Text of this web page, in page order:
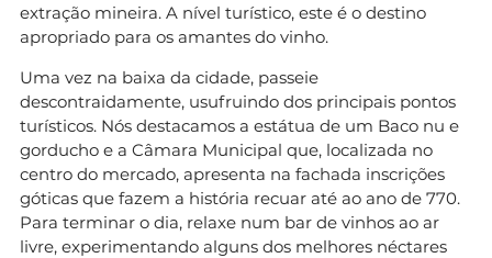
extração mineira. A nível turístico, este é o destino
apropriado para os amantes do vinho.
Uma vez na baixa da cidade, passeie
descontraidamente, usufruindo dos principais pontos
turísticos. Nós destacamos a estátua de um Baco nu e
gorducho e a Câmara Municipal que, localizada no
centro do mercado, apresenta na fachada inscrições
góticas que fazem a história recuar até ao ano de 770.
Para terminar o dia, relaxe num bar de vinhos ao ar
livre, experimentando alguns dos melhores néctares